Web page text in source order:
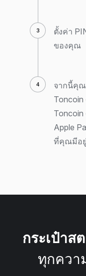
ตั้งค่า
ของคุณ
จากนี้คุณ
Toncoin
Apple
ที่คุณมีอยู่
กระเป๋าส
ทุกควา